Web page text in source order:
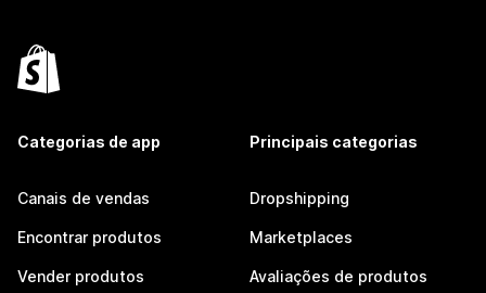
Categorias de app
Canais de vendas
Encontrar produtos
Vender produtos
Principais categorias
Dropshipping
Marketplaces
Avaliações de produtos